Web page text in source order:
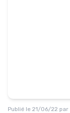
Publié le 21/06/22 par